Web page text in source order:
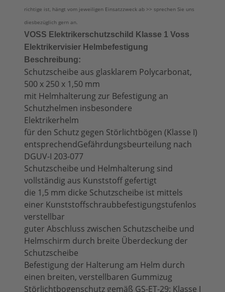
richtige ist, hängt vom jeweiligen Einsatzzweck ab >> sprechen Sie uns
diesbezüglich gern an.
VOSS Elektrikerschutzschild Klasse 1 Voss
Elektrikervisier Helmbefestigung
Beschreibung:
Schutzscheibe aus glasklarem Polycarbonat,
500 x 250 x 1,50 mm
mit Helmhalterung zur Befestigung an
Schutzhelmen insbesondere
Elektrikerhelm
für den Schutz gegen Störlichtbögen (Klasse I)
entsprechendGefährdungsbeurteilung nach
DGUV-I 203-077
Schutzscheibe und Helmhalterung sind
vollständig aus Kunststoff gefertigt
die 1,5 mm dicke Schutzscheibe ist mittels
einer Kunststoffschraubbefestigungstufenlos
verstellbar
guter Abschluss zwischen Schutzscheibe und
Helmschirm durch breite Überdeckung der
Schutzscheibe
Befestigung der Halterung am Helm durch
einen breiten, verstellbaren Gummizug
Störlichtbogenschutz gemäß GS-ET-29: Klasse I